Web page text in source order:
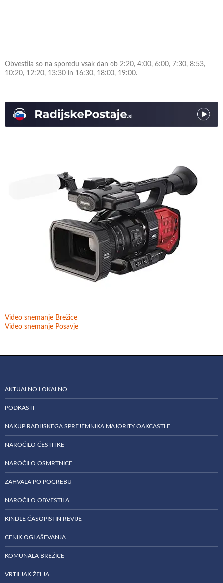
Obvestila so na sporedu vsak dan ob 2:20, 4:00, 6:00, 7:30, 8:53,
10:20, 12:20, 13:30 in 16:30, 18:00, 19:00.
Video snemanje Brežice
Video snemanje Posavje
AKTUALNO LOKALNO
PODKASTI
NAKUP RADIJSKEGA SPREJEMNIKA MAJORITY OAKCASTLE
NAROČILO ČESTITKE
NAROČILO OSMRTNICE
ZAHVALA PO POGREBU
NAROČILO OBVESTILA
KINDLE ČASOPISI IN REVIJE
CENIK OGLAŠEVANJA
KOMUNALA BREŽICE
VRTILJAK ŽELJA